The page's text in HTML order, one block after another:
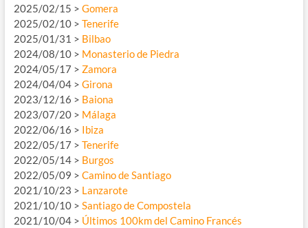
2025/02/15 > Gomera
2025/02/10 > Tenerife
2025/01/31 > Bilbao
2024/08/10 > Monasterio de Piedra
2024/05/17 > Zamora
2024/04/04 > Girona
2023/12/16 > Baiona
2023/07/20 > Málaga
2022/06/16 > Ibiza
2022/05/17 > Tenerife
2022/05/14 > Burgos
2022/05/09 > Camino de Santiago
2021/10/23 > Lanzarote
2021/10/10 > Santiago de Compostela
2021/10/04 > Últimos 100km del Camino Francés